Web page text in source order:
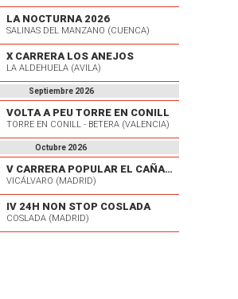
LA NOCTURNA 2026
SALINAS DEL MANZANO (CUENCA)
X CARRERA LOS ANEJOS
LA ALDEHUELA (AVILA)
Septiembre 2026
VOLTA A PEU TORRE EN CONILL
TORRE EN CONILL - BETERA (VALENCIA)
Octubre 2026
V CARRERA POPULAR EL CAÑAVERAL
VICÁLVARO (MADRID)
IV 24H NON STOP COSLADA
COSLADA (MADRID)